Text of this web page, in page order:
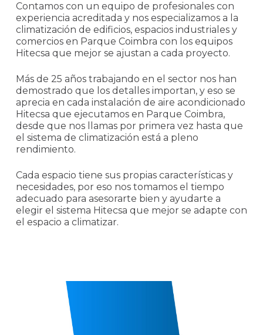
Contamos con un equipo de profesionales con
experiencia acreditada y nos especializamos a la
climatización de edificios, espacios industriales y
comercios en Parque Coimbra con los equipos
Hitecsa que mejor se ajustan a cada proyecto.
Más de 25 años trabajando en el sector nos han
demostrado que los detalles importan, y eso se
aprecia en cada instalación de aire acondicionado
Hitecsa que ejecutamos en Parque Coimbra,
desde que nos llamas por primera vez hasta que
el sistema de climatización está a pleno
rendimiento.
Cada espacio tiene sus propias características y
necesidades, por eso nos tomamos el tiempo
adecuado para asesorarte bien y ayudarte a
elegir el sistema Hitecsa que mejor se adapte con
el espacio a climatizar.